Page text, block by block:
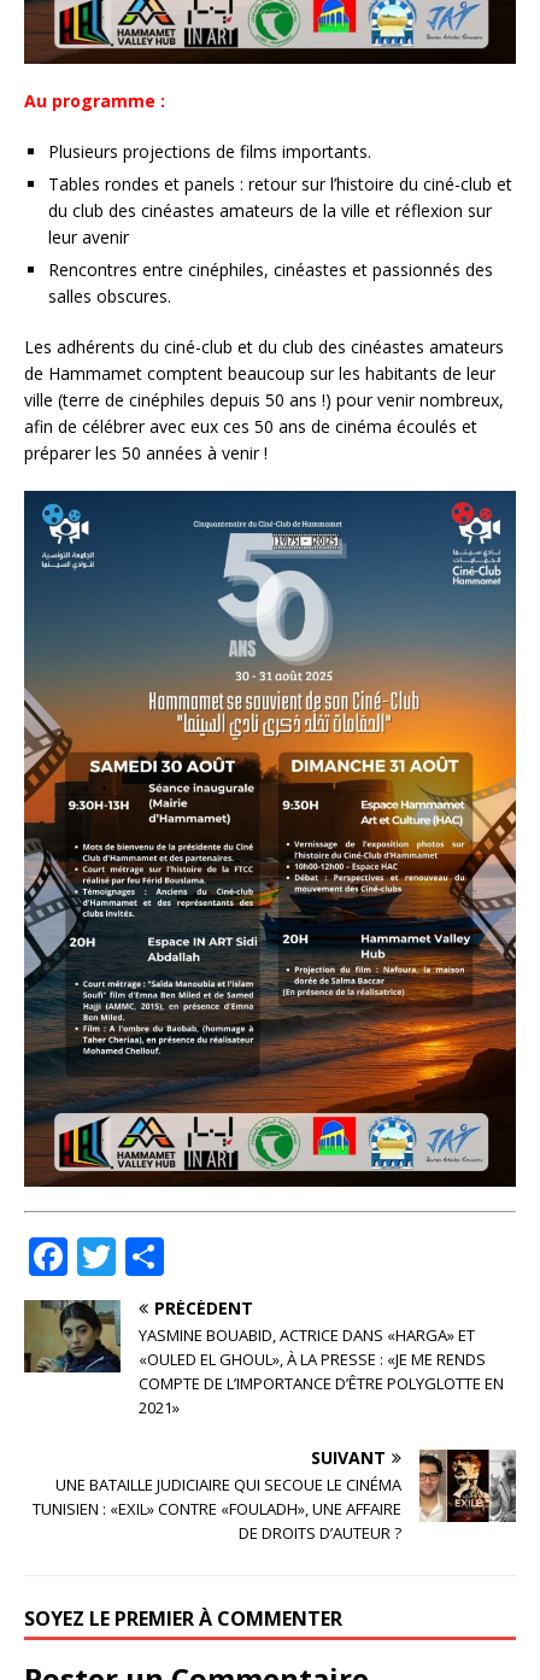
Au programme :
Plusieurs projections de films importants.
Tables rondes et panels : retour sur l’histoire du ciné-club et
du club des cinéastes amateurs de la ville et réflexion sur
leur avenir
Rencontres entre cinéphiles, cinéastes et passionnés des
salles obscures.
Les adhérents du ciné-club et du club des cinéastes amateurs
de Hammamet comptent beaucoup sur les habitants de leur
ville (terre de cinéphiles depuis 50 ans !) pour venir nombreux,
afin de célébrer avec eux ces 50 ans de cinéma écoulés et
préparer les 50 années à venir !
F
a
c
e
o
k
T
w
it
te
ar
ta
g
e
PRÉCÉDENT
YASMINE BOUABID, ACTRICE DANS «HARGA» ET
«OULED EL GHOUL», À LA PRESSE : «JE ME RENDS
COMPTE DE L’IMPORTANCE D’ÊTRE POLYGLOTTE EN
2021»
SUIVANT
UNE BATAILLE JUDICIAIRE QUI SECOUE LE CINÉMA
TUNISIEN : «EXIL» CONTRE «FOULADH», UNE AFFAIRE
DE DROITS D’AUTEUR ?
SOYEZ LE PREMIER À COMMENTER